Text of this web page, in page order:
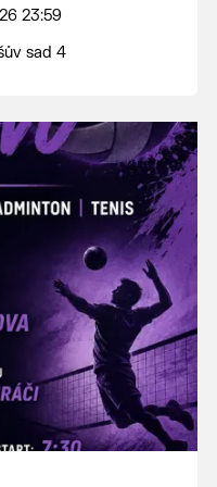
stárky od
sokolovně
DH
23:59
sad 4